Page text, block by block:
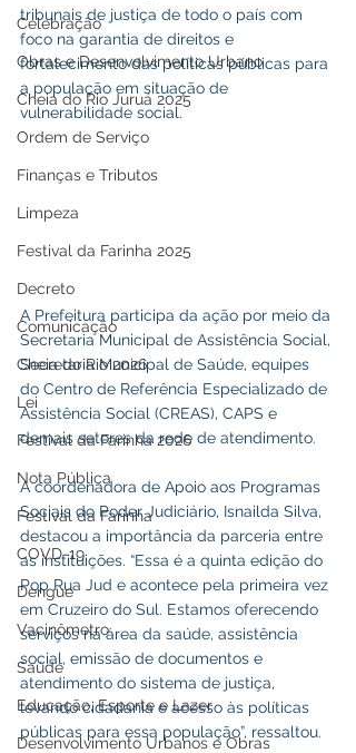
Celebração
Obras e Desenvolvimento Urbano
Cheia do Rio Juruá 2025
Ordem de Serviço
Finanças e Tributos
Limpeza
Festival da Farinha 2025
Decreto
Comunicação
Cheia do Rio 2026
Lei
Festival da Farinha 2026
Nota Pública
Festival da Farinha
COVD-19
Dengue
Vacinômetro
Saúde
Educação, Esporte e Lazer
Desenvolvimento Urbanos e Obras
tribunais de justiça de todo o país com
foco na garantia de direitos e
fortalecimento das políticas públicas para
a população em situação de
vulnerabilidade social.
A Prefeitura participa da ação por meio da
Secretaria Municipal de Assistência Social,
Secretaria Municipal de Saúde, equipes
do Centro de Referência Especializado de
Assistência Social (CREAS), CAPS e
demais setores da rede de atendimento.
A coordenadora de Apoio aos Programas
Sociais do Poder Judiciário, Isnailda Silva,
destacou a importância da parceria entre
as instituições. “Essa é a quinta edição do
Pop Rua Jud e acontece pela primeira vez
em Cruzeiro do Sul. Estamos oferecendo
serviços na área da saúde, assistência
social, emissão de documentos e
atendimento do sistema de justiça,
levando cidadania e acesso às políticas
públicas para essa população”, ressaltou.